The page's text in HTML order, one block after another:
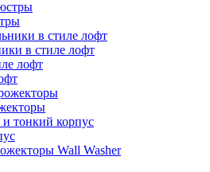
в стиле лофт
лофт
тонкий корпус
Wall Washer